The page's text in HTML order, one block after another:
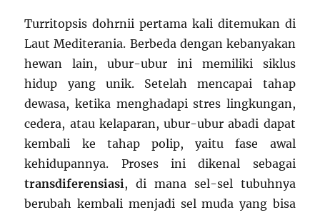
Turritopsis dohrnii pertama kali ditemukan di
Laut Mediterania. Berbeda dengan kebanyakan
hewan lain, ubur-ubur ini memiliki siklus
hidup yang unik. Setelah mencapai tahap
dewasa, ketika menghadapi stres lingkungan,
cedera, atau kelaparan, ubur-ubur abadi dapat
kembali ke tahap polip, yaitu fase awal
kehidupannya. Proses ini dikenal sebagai
transdiferensiasi , di mana sel-sel tubuhnya
berubah kembali menjadi sel muda yang bisa